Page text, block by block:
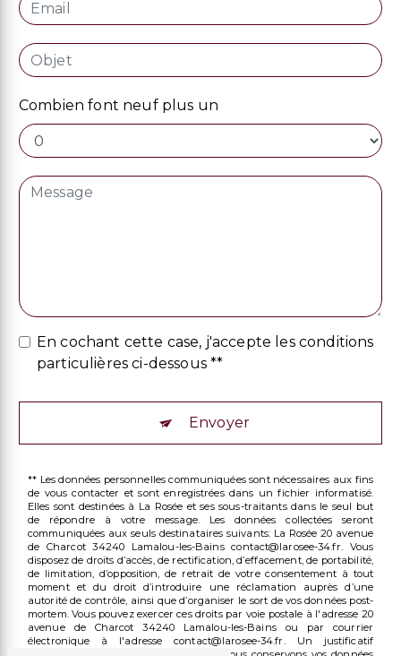
Combien font neuf plus un
En cochant cette case, j'accepte les conditions
particulières ci-dessous **
Envoyer
** Les données personnelles communiquées sont nécessaires aux fins
de vous contacter et sont enregistrées dans un fichier informatisé.
Elles sont destinées à La Rosée et ses sous-traitants dans le seul but
de répondre à votre message. Les données collectées seront
communiquées aux seuls destinataires suivants: La Rosée 20 avenue
de Charcot 34240 Lamalou-les-Bains contact@larosee-34.fr. Vous
disposez de droits d’accès, de rectification, d’effacement, de portabilité,
de limitation, d’opposition, de retrait de votre consentement à tout
moment et du droit d’introduire une réclamation auprès d’une
autorité de contrôle, ainsi que d’organiser le sort de vos données post-
mortem. Vous pouvez exercer ces droits par voie postale à l'adresse 20
avenue de Charcot 34240 Lamalou-les-Bains ou par courrier
électronique à l'adresse contact@larosee-34.fr. Un justificatif